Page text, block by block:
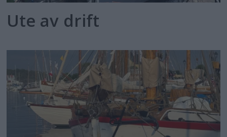
Ute av drift